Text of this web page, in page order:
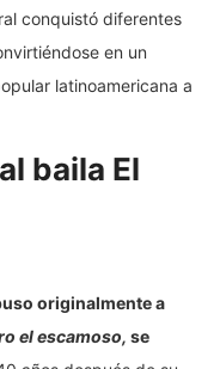
conquistó diferentes
en un
latinoamericana a
baila El
originalmente a
el escamoso, se